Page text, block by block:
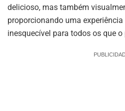
delicioso, mas também
proporcionando uma
inesquecível para todos os que o